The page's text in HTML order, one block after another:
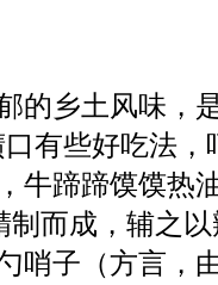
乡土风味，
有些好吃法，
牛蹄蹄馍馍热
成，辅之以
哨子（方言，